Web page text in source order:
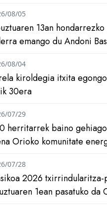
13an hondarrezko
emango du Andoni
08/05
kiroldegia itxita
30era
08/04
herritarrek baino
Orioko komunitate
07/29
2026
1ean pasatuko da
07/28